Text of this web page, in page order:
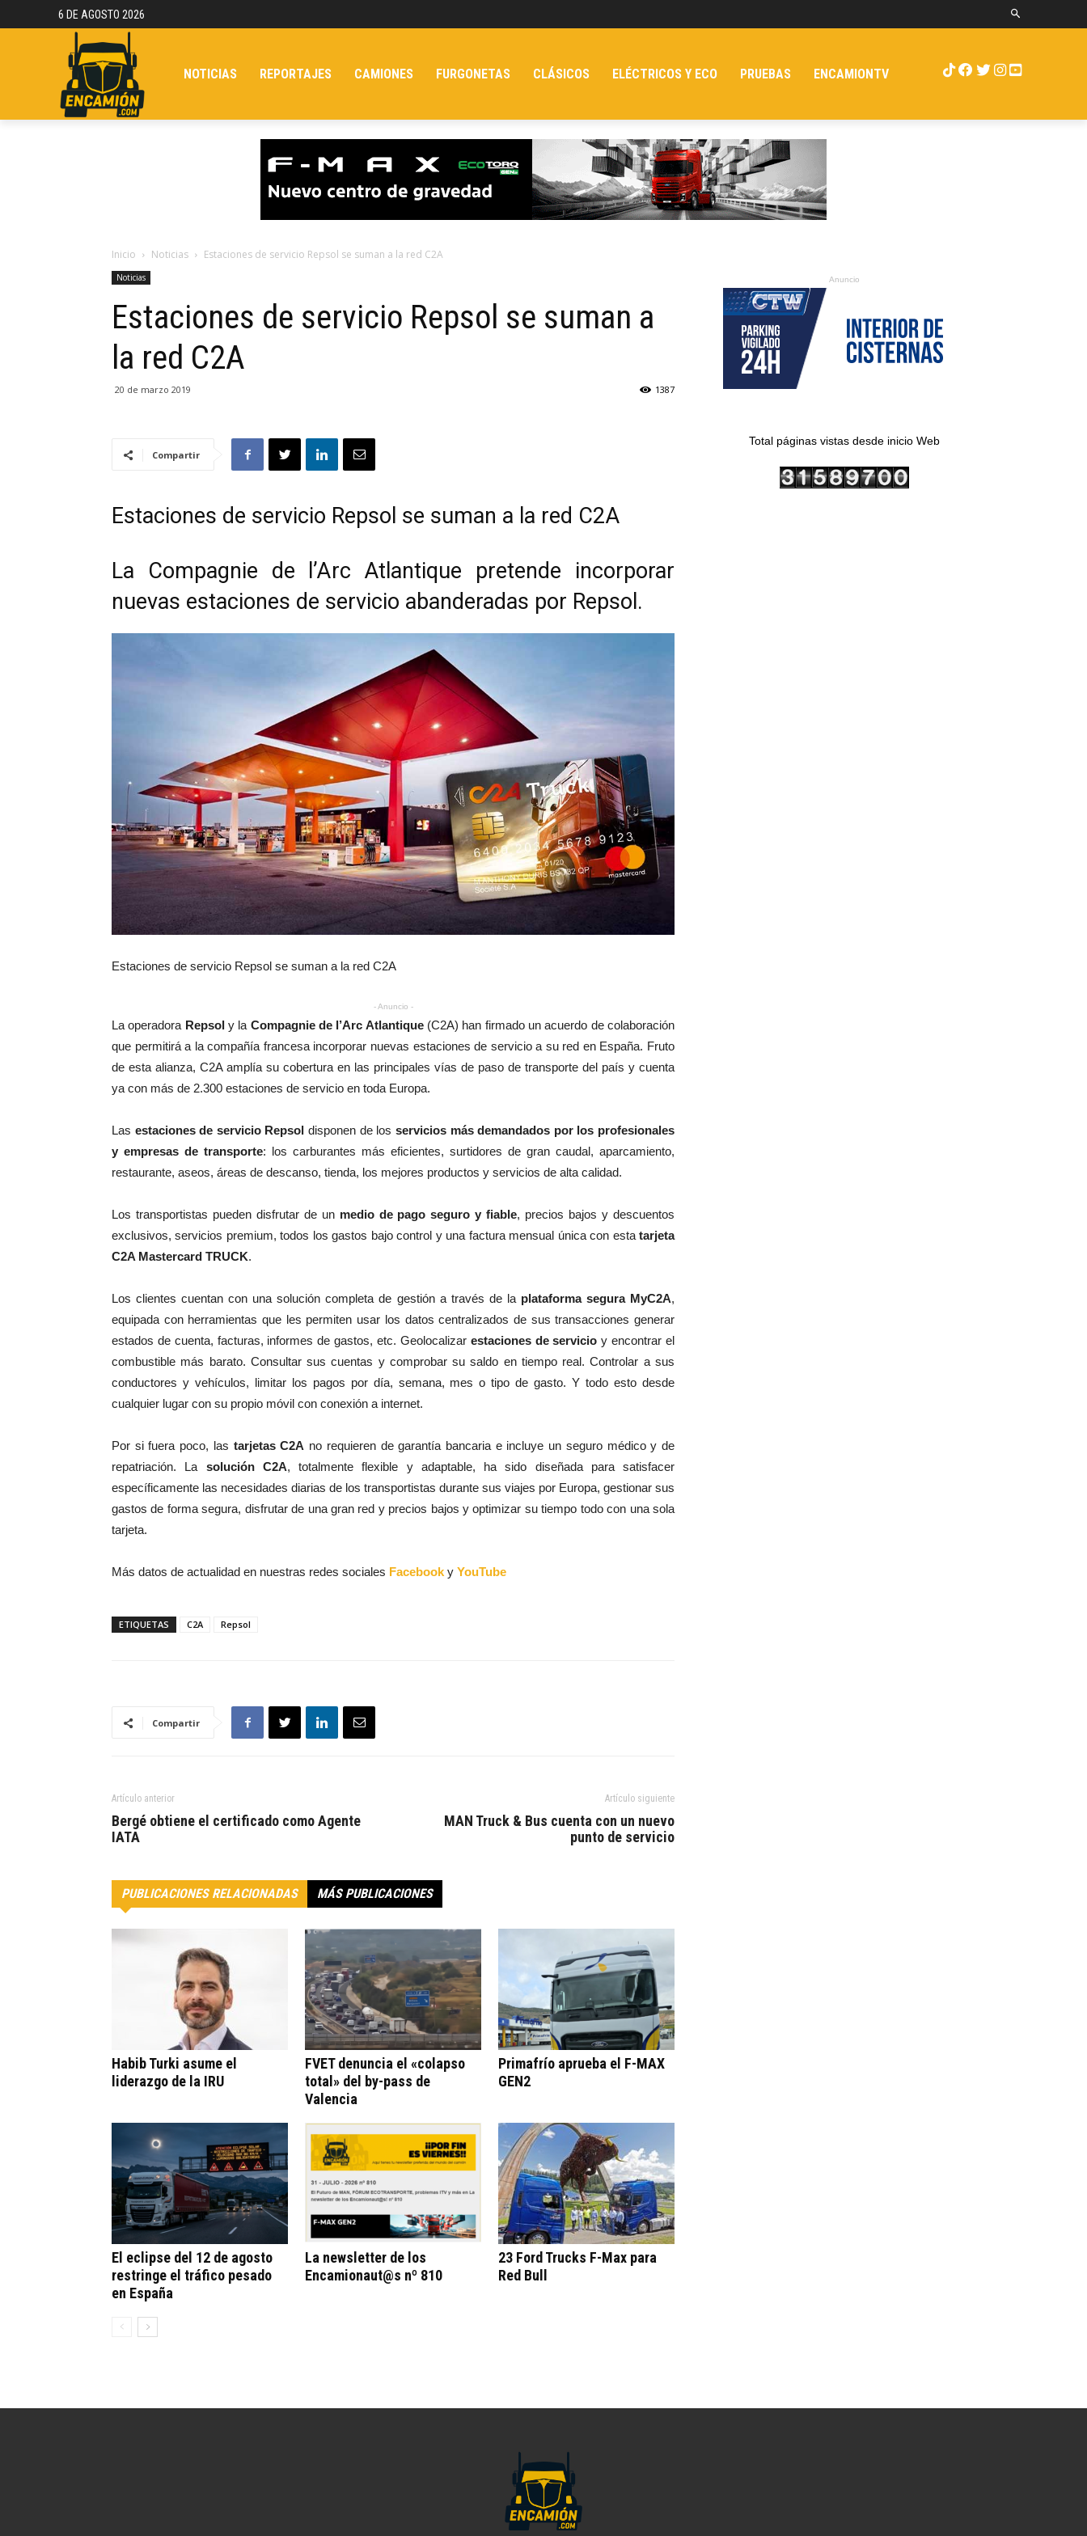
6 DE AGOSTO 2026
NOTICIAS REPORTAJES CAMIONES FURGONETAS CLÁSICOS ELÉCTRICOS Y ECO PRUEBAS ENCAMIONTV
Inicio Noticias Estaciones de servicio Repsol se suman a la red C2A
Noticias
Estaciones de servicio Repsol se suman a
la red C2A
20 de marzo 2019 1387
Compartir
Estaciones de servicio Repsol se suman a la red C2A
La Compagnie de l’Arc Atlantique pretende incorporar
nuevas estaciones de servicio abanderadas por Repsol.
Estaciones de servicio Repsol se suman a la red C2A
- Anuncio -
La operadora Repsoly la Compagnie de l’Arc Atlantique(C2A) han firmado un acuerdo de colaboración
que permitirá a la compañía francesa incorporar nuevas estaciones de servicio a su red en España. Fruto
de esta alianza, C2A amplía su cobertura en las principales vías de paso de transporte del país y cuenta
ya con más de 2.300 estaciones de servicio en toda Europa.
Las estaciones de servicio Repsol disponen de los servicios más demandados por los profesionales
y empresas de transporte: los carburantes más eficientes, surtidores de gran caudal, aparcamiento,
restaurante, aseos, áreas de descanso, tienda, los mejores productos y servicios de alta calidad.
Los transportistas pueden disfrutar de un medio de pago seguro y fiable, precios bajos y descuentos
exclusivos, servicios premium, todos los gastos bajo control y una factura mensual única con esta tarjeta
C2A Mastercard TRUCK.
Los clientes cuentan con una solución completa de gestión a través de la plataforma segura MyC2A,
equipada con herramientas que les permiten usar los datos centralizados de sus transacciones generar
estados de cuenta, facturas, informes de gastos, etc. Geolocalizar estaciones de servicio y encontrar el
combustible más barato. Consultar sus cuentas y comprobar su saldo en tiempo real. Controlar a sus
conductores y vehículos, limitar los pagos por día, semana, mes o tipo de gasto. Y todo esto desde
cualquier lugar con su propio móvil con conexión a internet.
Por si fuera poco, las tarjetas C2A no requieren de garantía bancaria e incluye un seguro médico y de
repatriación. La solución C2A, totalmente flexible y adaptable, ha sido diseñada para satisfacer
específicamente las necesidades diarias de los transportistas durante sus viajes por Europa, gestionar sus
gastos de forma segura, disfrutar de una gran red y precios bajos y optimizar su tiempo todo con una sola
tarjeta.
Más datos de actualidad en nuestras redes sociales Facebook y YouTube
ETIQUETAS C2A Repsol
Compartir
Artículo anterior
Bergé obtiene el certificado como Agente
IATA
Artículo siguiente
MAN Truck & Bus cuenta con un nuevo
punto de servicio
PUBLICACIONES RELACIONADAS MÁS PUBLICACIONES
Habib Turki asume el
liderazgo de la IRU
FVET denuncia el «colapso
total» del by-pass de
Valencia
Primafrío aprueba el F-MAX
GEN2
El eclipse del 12 de agosto
restringe el tráfico pesado
en España
La newsletter de los
Encamionaut@s nº 810
23 Ford Trucks F-Max para
Red Bull
Anuncio
Total páginas vistas desde inicio Web